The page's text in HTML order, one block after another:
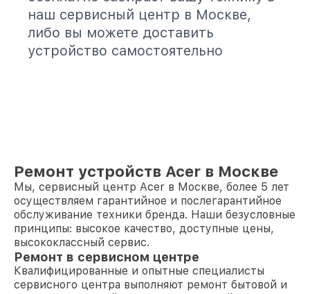
наш сервисный центр в Москве,
либо вы можете доставить
устройство самостоятельно
Ремонт устройств Acer в Москве
Мы, сервисный центр Acer в Москве, более 5 лет
осуществляем гарантийное и послегарантийное
обслуживание техники бренда. Наши безусловные
принципы: высокое качество, доступные цены,
высококлассный сервис.
Ремонт в сервисном центре
Квалифицированные и опытные специалисты
сервисного центра выполняют ремонт бытовой и